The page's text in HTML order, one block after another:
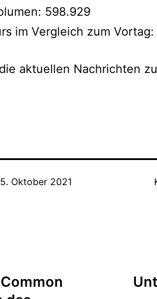
598.929
im Vergleich zum Vortag:
aktuellen Nachrichten
Oktober 2021